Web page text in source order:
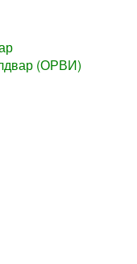
(ОРВИ)